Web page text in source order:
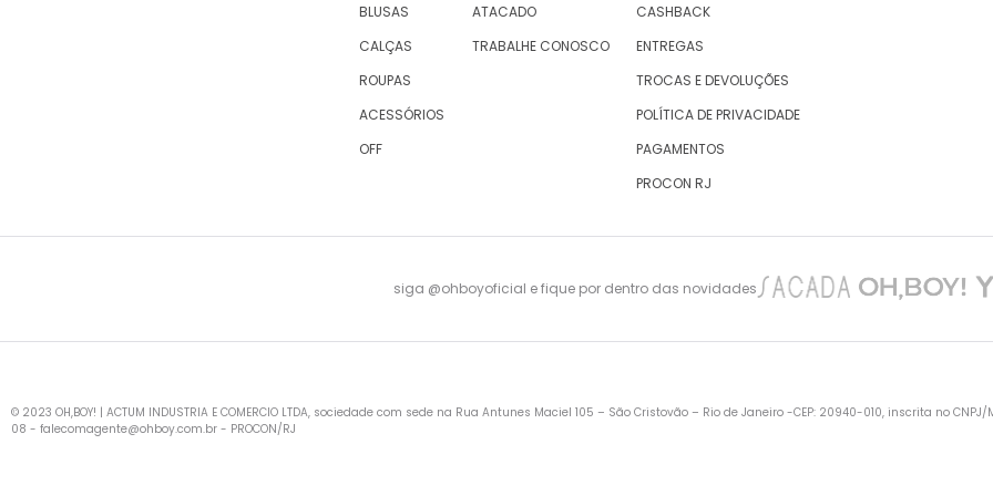
BLUSAS
CALÇAS
ROUPAS
ACESSÓRIOS
OFF
ATACADO
TRABALHE CONOSCO
CASHBACK
ENTREGAS
TROCAS E DEVOLUÇÕES
POLÍTICA DE PRIVACIDADE
PAGAMENTOS
PROCON RJ
siga @ohboyoficial e fique por dentro das novidades
© 2023 OH,BOY! | ACTUM INDUSTRIA E COMERCIO LTDA, sociedade com sede na Rua Antunes Maciel 105 – São Cristovão – Rio de Janeiro -CEP: 20940-010, inscrita no
08 - falecomagente@ohboy.com.br - PROCON/RJ